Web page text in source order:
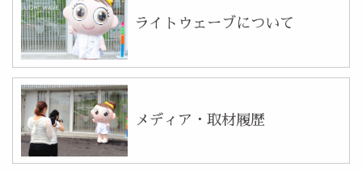
ライトウェーブについて
メディア・取材履歴